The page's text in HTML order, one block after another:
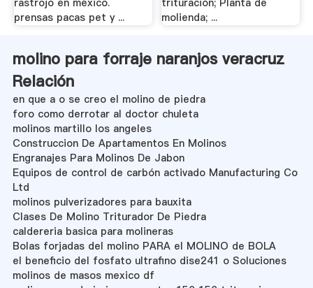
rastrojo en méxico.
prensas pacas pet y ...
trituración; Planta de
molienda; ...
molino para forraje naranjos veracruz
Relación
en que a o se creo el molino de piedra
foro como derrotar al doctor chuleta
molinos martillo los angeles
Construccion De Apartamentos En Molinos
Engranajes Para Molinos De Jabon
Equipos de control de carbón activado Manufacturing Co
Ltd
molinos pulverizadores para bauxita
Clases De Molino Triturador De Piedra
caldereria basica para molineras
Bolas forjadas del molino PARA el MOLINO de BOLA
el beneficio del fosfato ultrafino dise241 o Soluciones
molinos de masos mexico df